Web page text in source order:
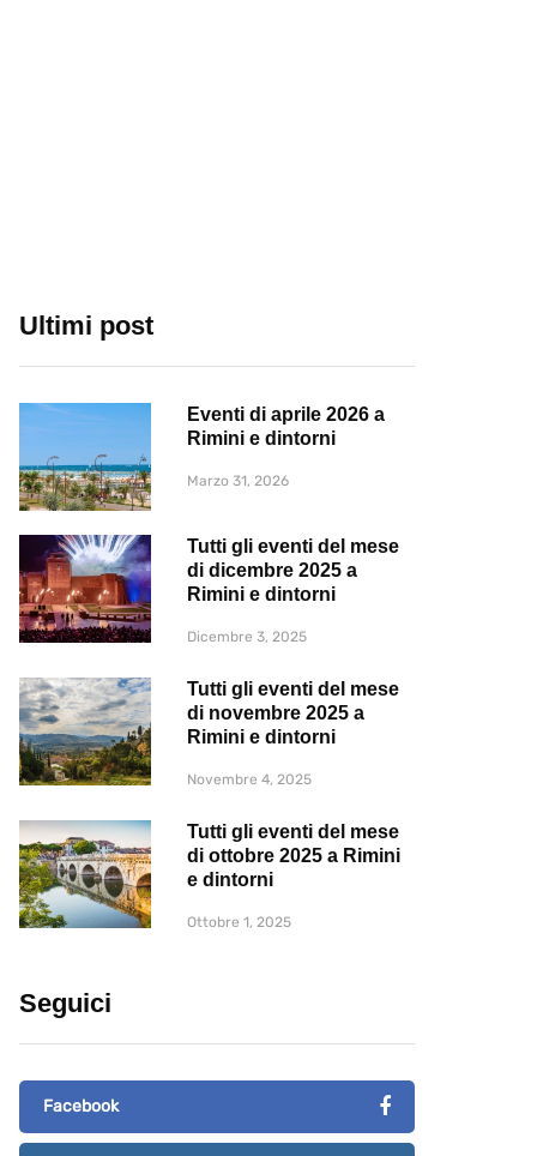
Ultimi post
Eventi di aprile 2026 a
Rimini e dintorni
Marzo 31, 2026
Tutti gli eventi del mese
di dicembre 2025 a
Rimini e dintorni
Dicembre 3, 2025
Tutti gli eventi del mese
di novembre 2025 a
Rimini e dintorni
Novembre 4, 2025
Tutti gli eventi del mese
di ottobre 2025 a Rimini
e dintorni
Ottobre 1, 2025
Seguici
Facebook